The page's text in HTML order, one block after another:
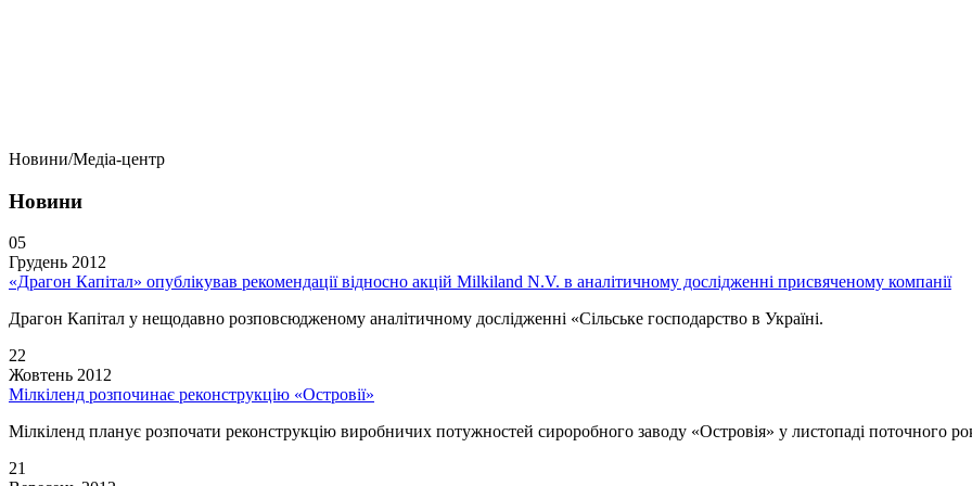
Новини/Медіа-центр
Новини
05
Грудень 2012
«Драгон Капітал» опублікував рекомендації відносно акцій Milkiland N.V. в аналітичному дослідженні присвяченому компанії
Драгон Капітал у нещодавно розповсюдженому аналітичному дослідженні «Сільське господарство в Україні.
22
Жовтень 2012
Мілкіленд розпочинає реконструкцію «Островії»
Мілкіленд планує розпочати реконструкцію виробничих потужностей сироробного заводу «Островія» у листопаді поточного
21